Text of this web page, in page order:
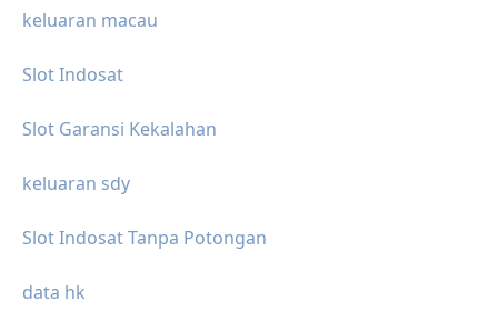
keluaran macau
Slot Indosat
Slot Garansi Kekalahan
keluaran sdy
Slot Indosat Tanpa Potongan
data hk